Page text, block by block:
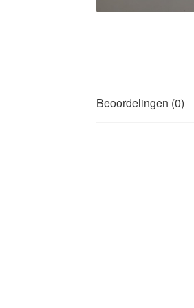
Beoordelingen (0)